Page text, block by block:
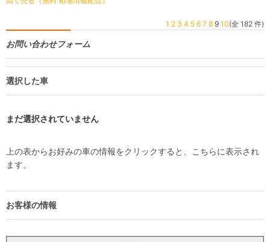
1 2 3 4 5 6 7 8 9 10(全 182 件)
お問い合わせフォーム
選択した車
まだ選択されていません
上の表からお好みの車の情報をクリックすると、こちらに表示され
ます。
お客様の情報